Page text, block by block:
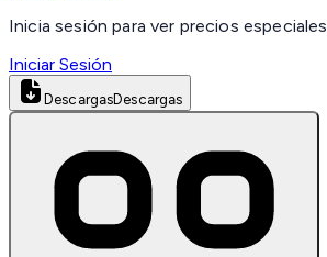
Inicia sesión para ver precios especiales
Iniciar Sesión
DescargasDescargas